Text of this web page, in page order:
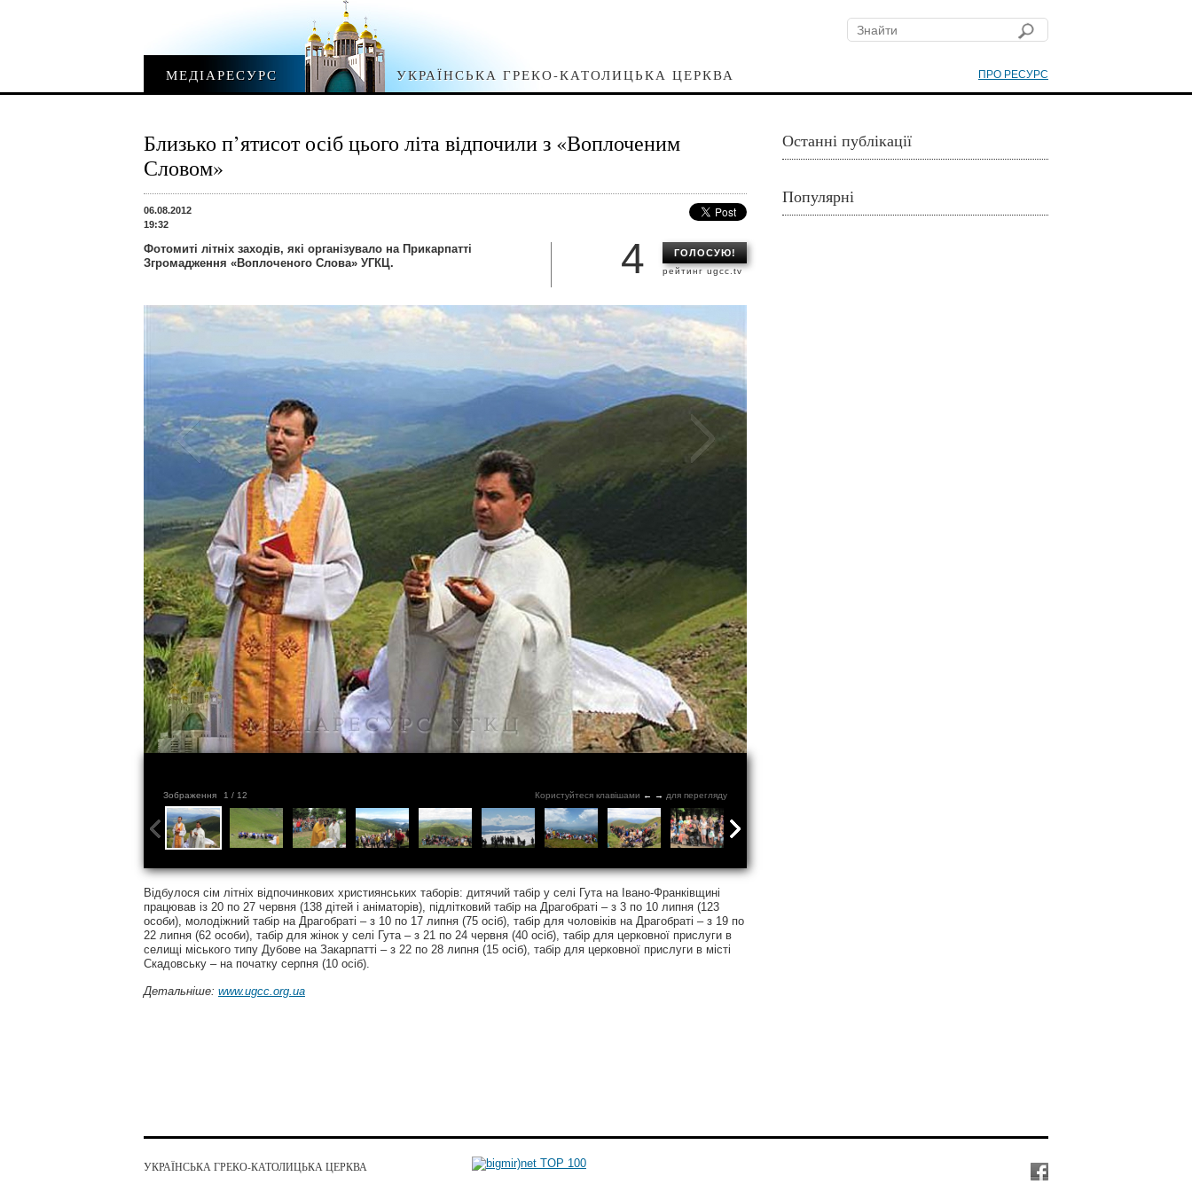
ПРО РЕСУРС
МЕДІАРЕСУРС УКРАЇНСЬКА ГРЕКО-КАТОЛИЦЬКА ЦЕРКВА
Близько п’ятисот осіб цього літа відпочили з «Воплоченим
Словом»
06.08.2012
19:32
ГОЛОСУЮ!
рейтинг ugcc.tv
4
Фотомиті літніх заходів, які організувало на Прикарпатті
Згромадження «Воплоченого Слова» УГКЦ.
Зображення 1 / 12 Користуйтеся клавішами ← → для перегляду
Відбулося сім літніх відпочинкових християнських таборів: дитячий табір у селі Гута на Івано-Франківщині
працював із 20 по 27 червня (138 дітей і аніматорів), підлітковий табір на Драгобраті – з 3 по 10 липня (123
особи), молодіжний табір на Драгобраті – з 10 по 17 липня (75 осіб), табір для чоловіків на Драгобраті – з 19 по
22 липня (62 особи), табір для жінок у селі Гута – з 21 по 24 червня (40 осіб), табір для церковної прислуги в
селищі міського типу Дубове на Закарпатті – з 22 по 28 липня (15 осіб), табір для церковної прислуги в місті
Скадовську – на початку серпня (10 осіб).
Детальніше: www.ugcc.org.ua
Останні публікації
Популярні
УКРАЇНСЬКА ГРЕКО-КАТОЛИЦЬКА ЦЕРКВА